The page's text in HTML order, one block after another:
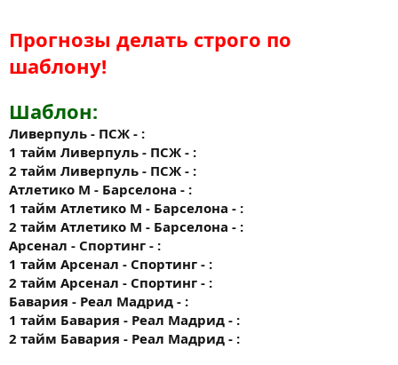
Прогнозы делать строго по
шаблону!
Шаблон:
Ливерпуль - ПСЖ - :
1 тайм Ливерпуль - ПСЖ - :
2 тайм Ливерпуль - ПСЖ - :
Атлетико М - Барселона - :
1 тайм Атлетико М - Барселона - :
2 тайм Атлетико М - Барселона - :
Арсенал - Спортинг - :
1 тайм Арсенал - Спортинг - :
2 тайм Арсенал - Спортинг - :
Бавария - Реал Мадрид - :
1 тайм Бавария - Реал Мадрид - :
2 тайм Бавария - Реал Мадрид - :